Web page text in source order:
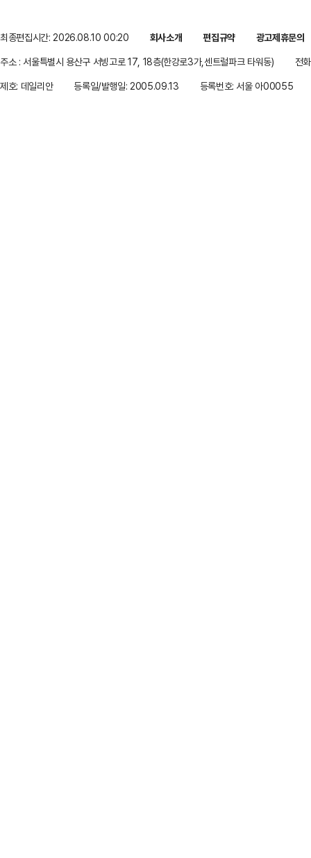
최종편집시간: 2026.08.10 00:20 회사소개 편집규약
광고제휴문의
주소 : 서울특별시 용산구 서빙고로 17, 18층(한강로3가,센트럴파크 타워동)
전
제호: 데일리안
등록일/발행일: 2005.09.13 등록번호: 서울 아00055